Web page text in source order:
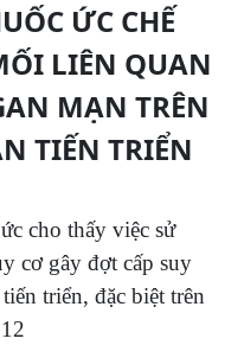
ỨC CHẾ
LIÊN QUAN
MẠN TRÊN
TIẾN TRIỂN
cho thấy việc sử
cơ gây đợt cấp suy
triển, đặc biệt trên